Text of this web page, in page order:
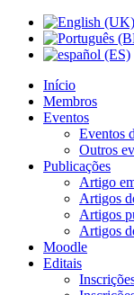
Início
Membros
Eventos
Eventos
Outros
Publicações
Artigo
Artigos
Artigos
Artigos
Moodle
Editais